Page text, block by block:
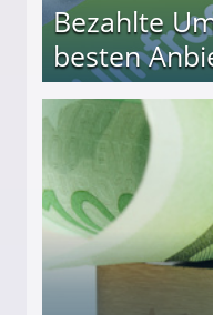
Bezahlte
besten